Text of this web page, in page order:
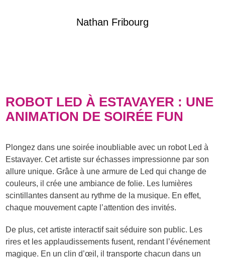
Nathan Fribourg
ROBOT LED À ESTAVAYER : UNE
ANIMATION DE SOIRÉE FUN
Plongez dans une soirée inoubliable avec un robot Led à
Estavayer. Cet artiste sur échasses impressionne par son
allure unique. Grâce à une armure de Led qui change de
couleurs, il crée une ambiance de folie. Les lumières
scintillantes dansent au rythme de la musique. En effet,
chaque mouvement capte l’attention des invités.
De plus, cet artiste interactif sait séduire son public. Les
rires et les applaudissements fusent, rendant l’événement
magique. En un clin d’œil, il transporte chacun dans un